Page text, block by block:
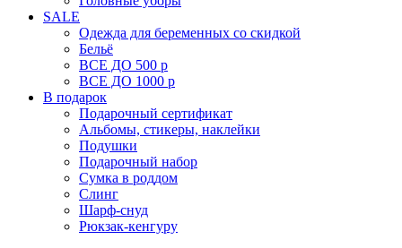
SALE
Одежда для беременных со скидкой
Бельё
ВСЕ ДО 500 р
ВСЕ ДО 1000 р
В подарок
Подарочный сертификат
Альбомы, стикеры, наклейки
Подушки
Подарочный набор
Сумка в роддом
Слинг
Шарф-снуд
Рюкзак-кенгуру